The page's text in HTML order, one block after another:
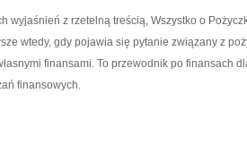
wyjaśnień z rzetelną treścią, Wszystko o
wtedy, gdy pojawia się pytanie związany z
finansami. To przewodnik po finansach
finansowych.